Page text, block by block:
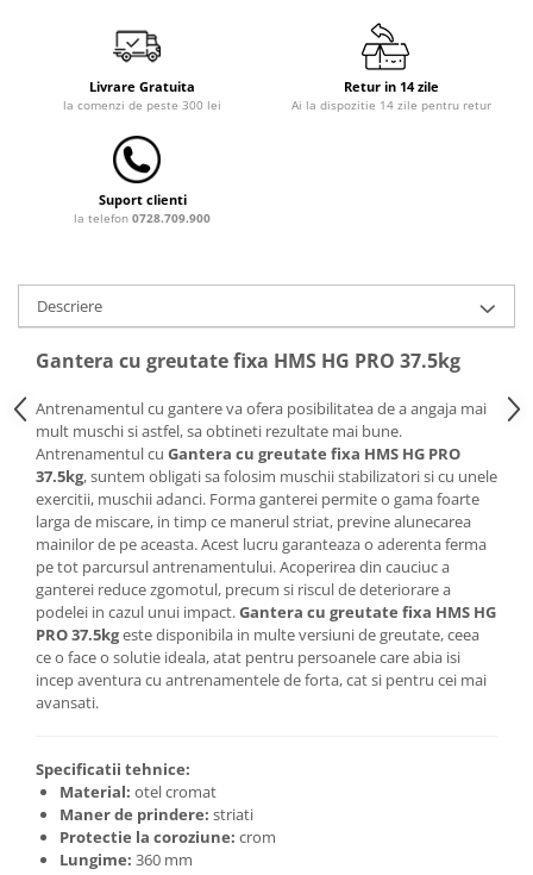
Lenjerii patut 140 x 70 cm
Lenjerie patuturi tineret
Baldachin patut
Perne copii si mamici
Protectii saltea
Tarcuri si patuturi pliabile
Tarc de joaca copii
Comode copii
Bariere si protectie laterala pat
Bariere de protectie pat
Porti de siguranta
Carusele patut
Costum carnaval copii
Covoare copii
Dulap si cutii depozitare jucarii
Fotolii copii
Lampi de veghe
Mobilier Birou
Sac de dormit copii
Sac de dormit 70 cm
Sac de dormit 80 cm
Sac de dormit 90 cm
Livrare Gratuita
la comenzi de peste 300 lei
Retur in 14 zile
Ai la dispozitie 14 zile pentru retur
Suport clienti
la telefon 0728.709.900
Descriere
Gantera cu greutate fixa HMS HG PRO 37.5kg
Antrenamentul cu gantere va ofera posibilitatea de a angaja mai
mult muschi si astfel, sa obtineti rezultate mai bune.
Antrenamentul cu Gantera cu greutate fixa HMS HG PRO
37.5kg, suntem obligati sa folosim muschii stabilizatori si cu unele
exercitii, muschii adanci. Forma ganterei permite o gama foarte
larga de miscare, in timp ce manerul striat, previne alunecarea
mainilor de pe aceasta. Acest lucru garanteaza o aderenta ferma
pe tot parcursul antrenamentului. Acoperirea din cauciuc a
ganterei reduce zgomotul, precum si riscul de deteriorare a
podelei in cazul unui impact.Gantera cu greutate fixa HMS HG
PRO 37.5kgeste disponibila in multe versiuni de greutate, ceea
ce o face o solutie ideala, atat pentru persoanele care abia isi
incep aventura cu antrenamentele de forta, cat si pentru cei mai
avansati.
Specificatii tehnice:
Material: otel cromat
Maner de prindere: striati
Protectie la coroziune: crom
Lungime: 360 mm